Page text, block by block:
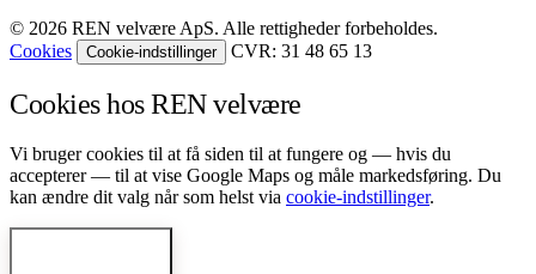
© 2026 REN velvære ApS. Alle rettigheder forbeholdes.
Cookies
Cookie-indstillinger CVR: 31 48 65 13
Cookies hos REN velvære
Vi bruger cookies til at få siden til at fungere og — hvis du
accepterer — til at vise Google Maps og måle markedsføring. Du
kan ændre dit valg når som helst via cookie-indstillinger.